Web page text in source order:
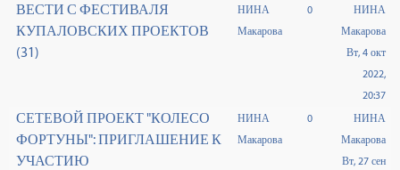
ВЕСТИ С ФЕСТИВАЛЯ
КУПАЛОВСКИХ ПРОЕКТОВ
(31)
НИНА
Макарова
0
НИНА
Макарова
Вт, 4 окт
2022,
20:37
СЕТЕВОЙ ПРОЕКТ "КОЛЕСО
ФОРТУНЫ": ПРИГЛАШЕНИЕ К
УЧАСТИЮ
НИНА
Макарова
0
НИНА
Макарова
Вт, 27 сен